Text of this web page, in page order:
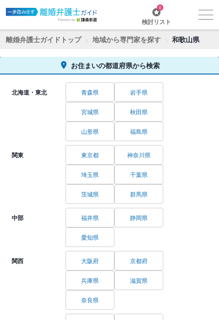
0
検討リスト
離婚弁護士ガイドトップ 地域から専門家を探す 和歌山県
お住まいの都道府県から検索
北海道・東北 青森県 岩手県
宮城県 秋田県
山形県 福島県
関東 東京都 神奈川県
埼玉県 千葉県
茨城県 群馬県
中部 福井県 静岡県
愛知県
関西 大阪府 京都府
兵庫県 滋賀県
奈良県